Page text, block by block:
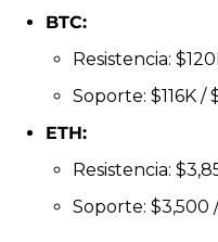
BTC:
Resistencia:
Soporte: $116K /
ETH:
Resistencia:
Soporte: $3,500